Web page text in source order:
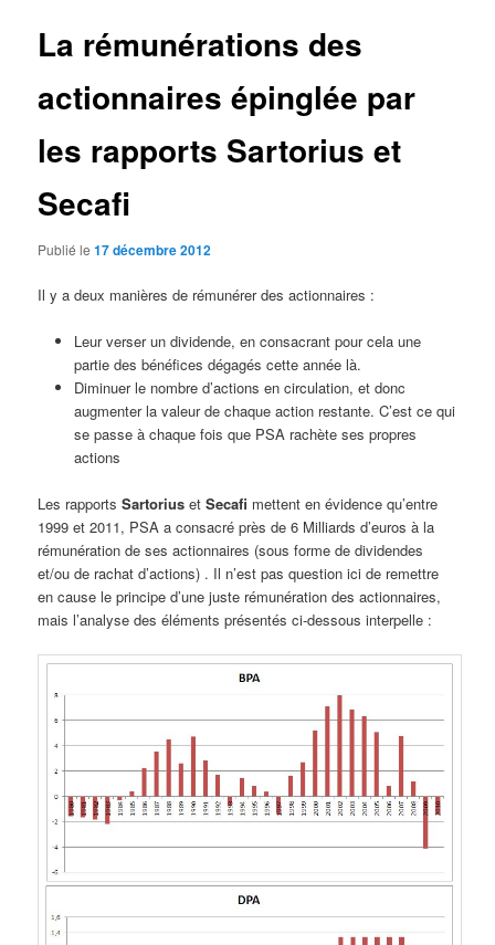
La rémunérations des
actionnaires épinglée par
les rapports Sartorius et
Secafi
Publié le17 décembre 2012
Il y a deux manières de rémunérer des actionnaires :
Leur verser un dividende, en consacrant pour cela une
partie des bénéfices dégagés cette année là.
Diminuer le nombre d’actions en circulation, et donc
augmenter la valeur de chaque action restante. C’est ce qui
se passe à chaque fois que PSA rachète ses propres
actions
Les rapportsSartorius etSecafi mettent en évidence qu’entre
1999 et 2011, PSA a consacré près de 6 Milliards d’euros à la
rémunération de ses actionnaires (sous forme de dividendes
et/ou de rachat d’actions) . Il n’est pas question ici de remettre
en cause le principe d’une juste rémunération des actionnaires,
mais l’analyse des éléments présentés ci-dessous interpelle :